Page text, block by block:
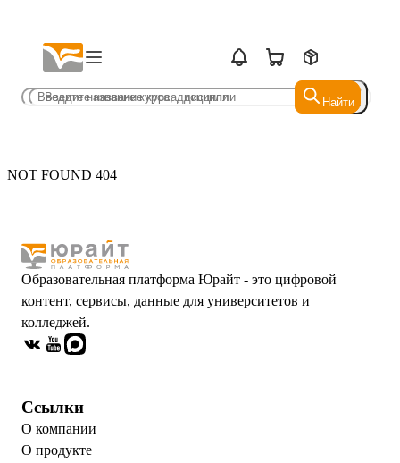
Найти
Найти
NOT FOUND 404
Образовательная платформа Юрайт - это цифровой
контент, сервисы, данные для университетов и
колледжей.
Ссылки
О компании
О продукте